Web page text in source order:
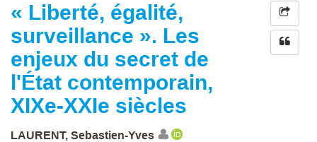
« Liberté, égalité,
surveillance ». Les
enjeux du secret de
l'État contemporain,
XIXe-XXIe siècles
LAURENT, Sebastien-Yves